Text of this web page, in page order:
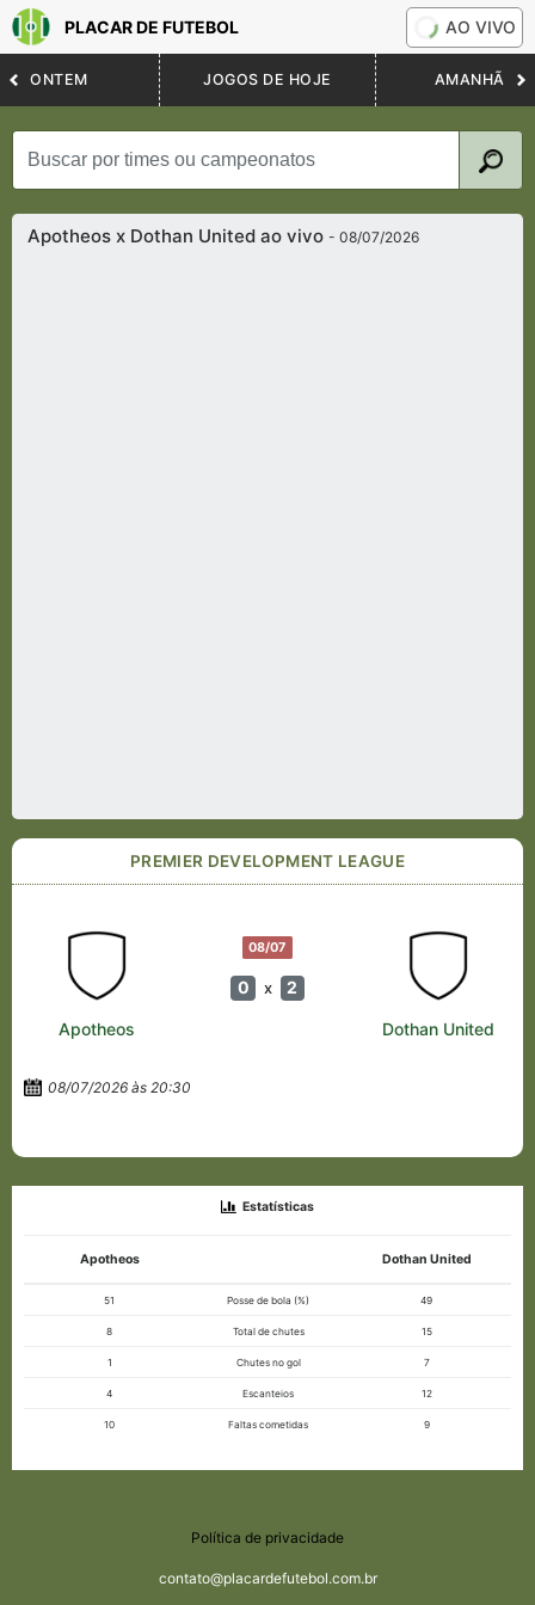
PLACAR DE FUTEBOL AO VIVO
ONTEM JOGOS DE HOJE AMANHÃ
Apotheos x Dothan United ao vivo- 08/07/2026
PREMIER DEVELOPMENT LEAGUE
08/07
0 x 2
Apotheos Dothan United
08/07/2026 às 20:30
Estatísticas
Apotheos Dothan United
51 Posse de bola (%) 49
8 Total de chutes 15
1 Chutes no gol 7
4 Escanteios 12
10 Faltas cometidas 9
Política de privacidade
contato@placardefutebol.com.br